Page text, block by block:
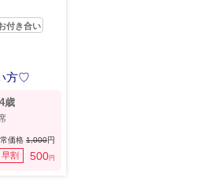
付き合い
方♡
歳
価格 1,000円
早割 500円